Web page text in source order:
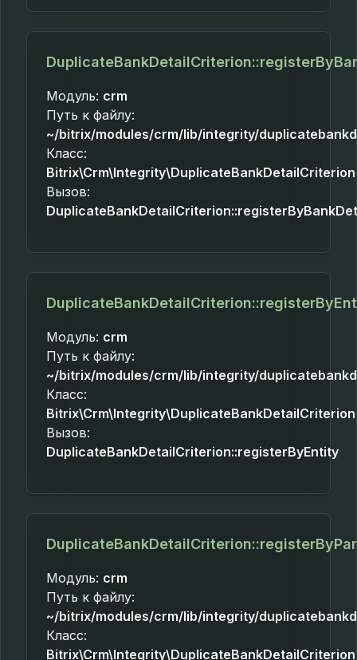
Модуль: crm
Путь к файлу:
~/bitrix/modules/crm/lib/integrity/
Класс:
Bitrix\Crm\Integrity\DuplicateBankDetailCriterion
Вызов:
Модуль: crm
Путь к файлу:
~/bitrix/modules/crm/lib/integrity/
Класс:
Bitrix\Crm\Integrity\DuplicateBankDetailCriterion
Вызов:
DuplicateBankDetailCriterion::registerByEntity
Модуль: crm
Путь к файлу:
~/bitrix/modules/crm/lib/integrity/
Класс:
Bitrix\Crm\Integrity\DuplicateBankDetailCriterion